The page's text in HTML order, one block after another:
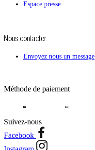
Espace presse
Nous contacter
Envoyez nous un message
Méthode de paiement
Suivez-nous
Facebook